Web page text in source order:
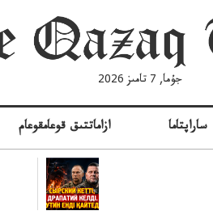
جۇما, 7 تامىز 2026
ازاماتتىق قوعامقوعام ساراپتاما